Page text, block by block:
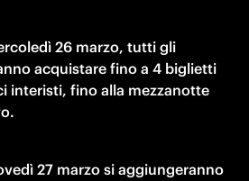
26 marzo, tutti gli
acquistare fino a 4 biglietti
interisti, fino alla mezzanotte
27 marzo si aggiungeranno